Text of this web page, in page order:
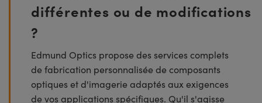
différentes ou de modifications
?
Edmund Optics propose des services complets
de fabrication personnalisée de composants
optiques et d'imagerie adaptés aux exigences
de vos applications spécifiques. Qu'il s'agisse